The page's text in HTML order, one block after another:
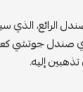
الرائع،
صندل جوتشي
إليه.